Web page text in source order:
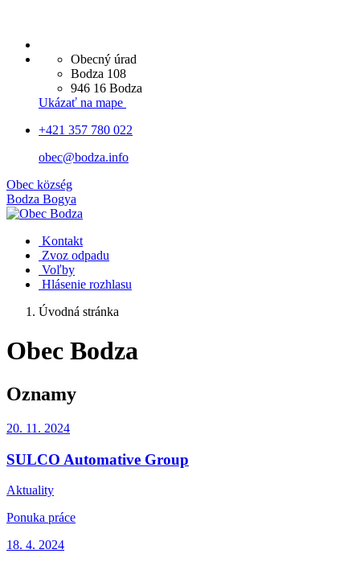
Obecný úrad
Bodza 108
946 16 Bodza
Ukázať na mape
+421 357 780 022
obec@bodza.info
Obec község
Bodza Bogya
Kontakt
Zvoz odpadu
Voľby
Hlásenie rozhlasu
Úvodná stránka
Obec Bodza
Oznamy
20. 11. 2024
SULCO Automative Group
Aktuality
Ponuka práce
18. 4. 2024